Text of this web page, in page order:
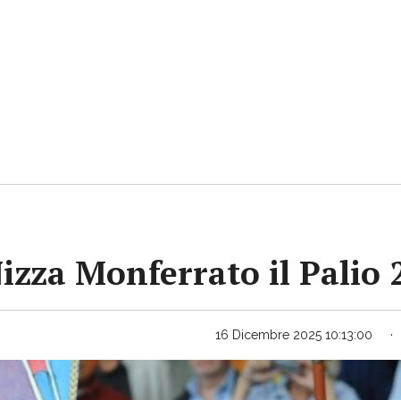
Monferrato il Palio
16 Dicembre 2025 10:13:00